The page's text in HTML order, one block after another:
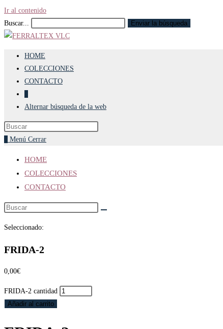
Ir al contenido
Buscar...
Enviar la búsqueda
HOME
COLECCIONES
CONTACTO
Alternar búsqueda de la web
Menú Cerrar
HOME
COLECCIONES
CONTACTO
Seleccionado:
FRIDA-2
0,00€
FRIDA-2 cantidad
Añadir al carrito